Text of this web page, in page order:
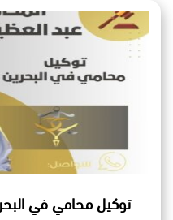
توكيل محامي في